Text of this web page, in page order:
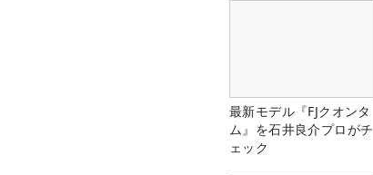
最新モデル『FJクオンタ
ム』を石井良介プロがチ
ェック